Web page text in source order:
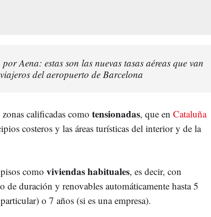
Aena: estas son las nuevas tasas aéreas que van
del aeropuerto de Barcelona
calificadas como tensionadas, que en Cataluña
costeros y las áreas turísticas del interior y de la
como viviendas habituales, es decir, con
de duración y renovables automáticamente hasta 5
o 7 años (si es una empresa).